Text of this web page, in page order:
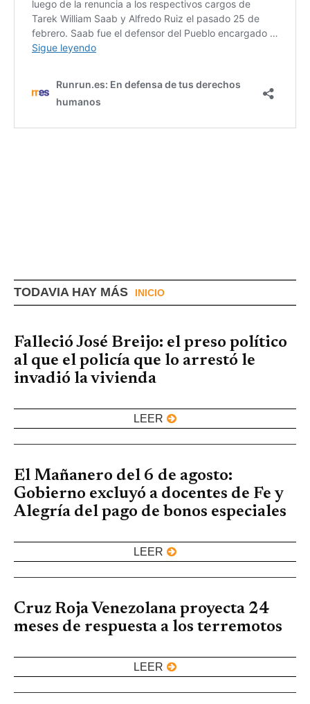
TODAVIA HAY MÁS INICIO
Falleció José Breijo: el preso político
al que el policía que lo arrestó le
invadió la vivienda
LEER
El Mañanero del 6 de agosto:
Gobierno excluyó a docentes de Fe y
Alegría del pago de bonos especiales
LEER
Cruz Roja Venezolana proyecta 24
meses de respuesta a los terremotos
LEER